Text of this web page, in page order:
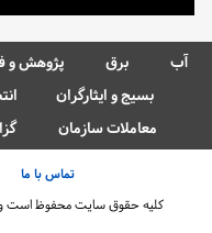
آب برق پژوهش و
بسیج و ایثارگران
معاملات سازمان
تماس با ما
کلیه حقوق سایت محفوظ است و